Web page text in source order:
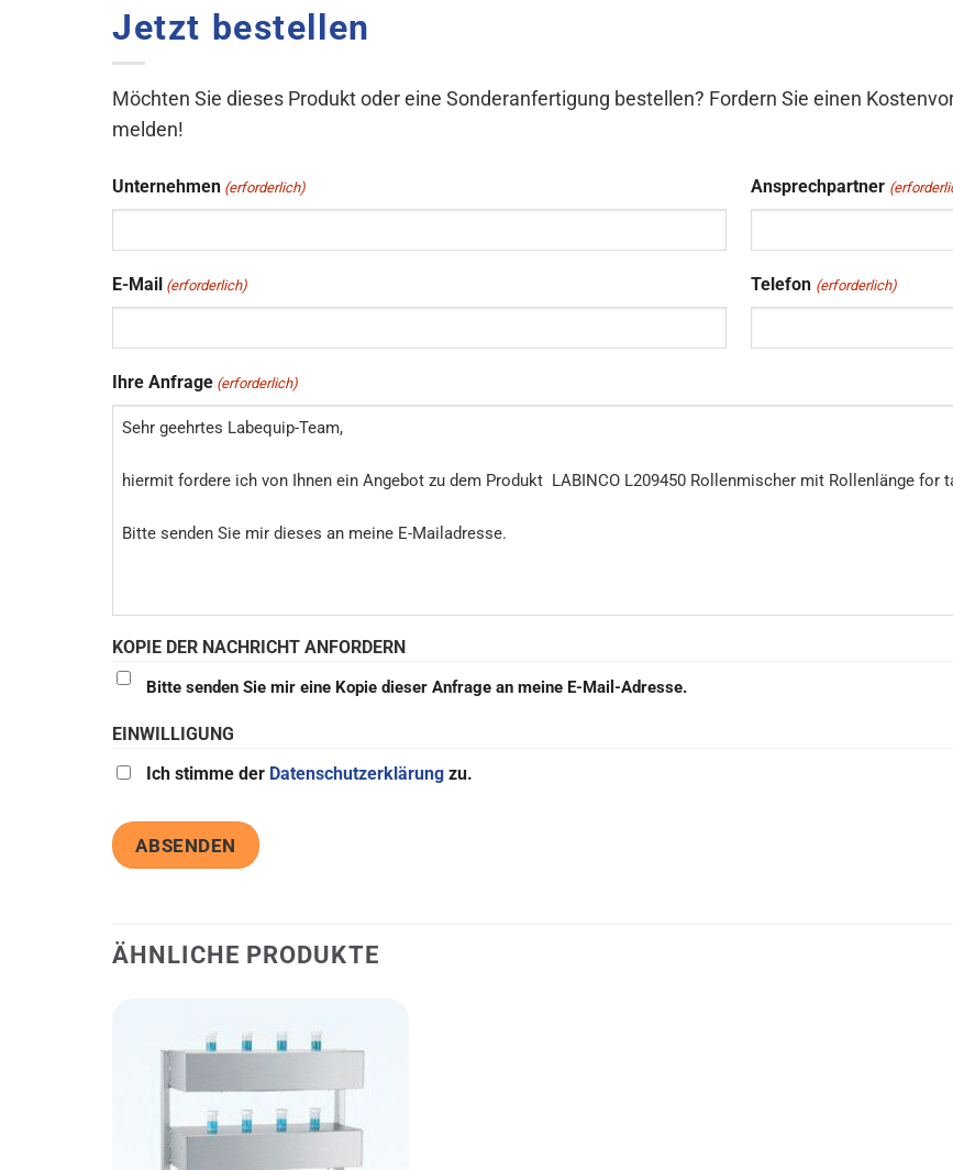
Jetzt bestellen
Möchten Sie dieses Produkt oder eine Sonderanfertigung bestellen? Fordern Sie einen
melden!
Unternehmen (erforderlich) Ansprechpartner
E-Mail (erforderlich) Telefon (erforderlich)
Ihre Anfrage (erforderlich)
KOPIE DER NACHRICHT ANFORDERN
Bitte senden Sie mir eine Kopie dieser Anfrage an meine E-Mail-Adresse.
EINWILLIGUNG
Ich stimme der Datenschutzerklärung zu.
ÄHNLICHE PRODUKTE